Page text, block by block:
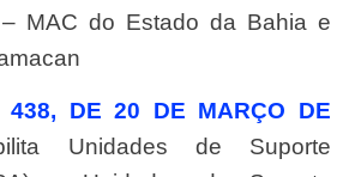
– MAC do Estado da Bahia e
Unidades de Suporte